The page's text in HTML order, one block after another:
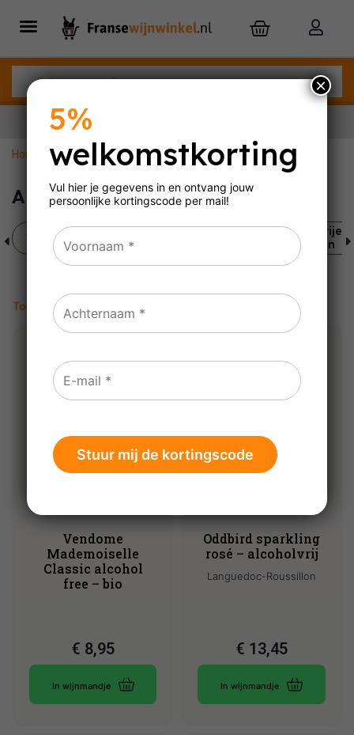
Home »Alcoholvrije mousserende wijn
Alcoholvrije mousserende wijn
Alle alcoholvrije
wijnen
Alcoholvrije witte
Alcoholvrije
wijn
Toont alle 5 resultaten
Vendome
Mademoiselle
Classic alcohol
free – bio
€ 8,95
In wijnmandje
Oddbird sparkling
rosé – alcoholvrij
Languedoc-Roussillon
€ 13,45
In wijnmandje
5%
welkomstkorting
Vul hier je gegevens in en ontvang jouw
persoonlijke kortingscode per mail!
×